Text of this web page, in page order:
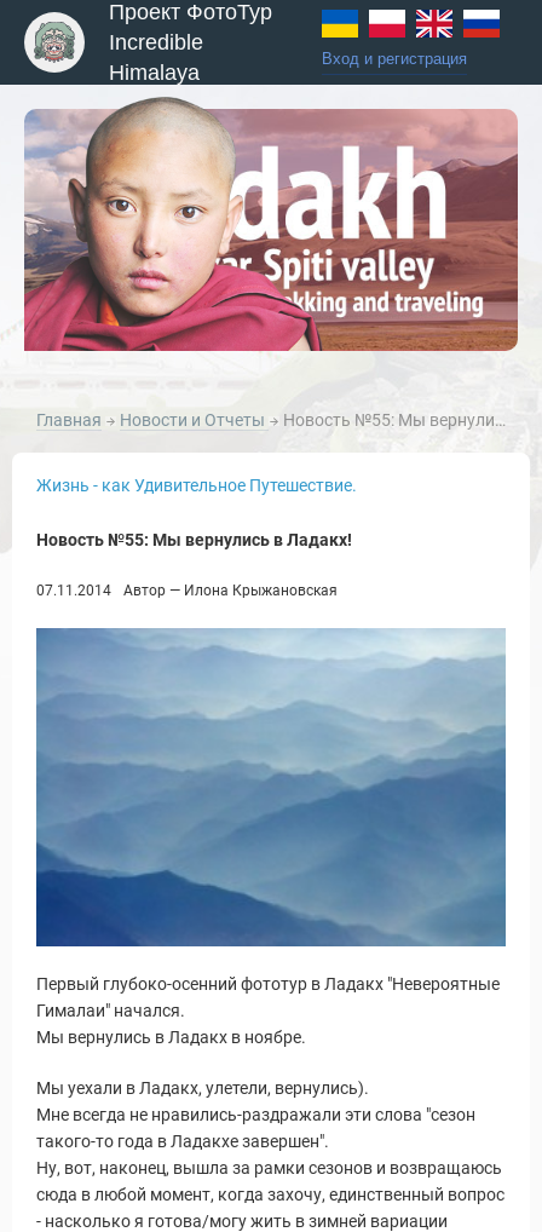
Проект ФотоТур
Incredible
Himalaya
Вход и регистрация
Главная Новости и Отчеты Новость №55: Мы вернулись в Ладакх!
Жизнь - как Удивительное Путешествие.
Новость №55: Мы вернулись в Ладакх!
07.11.2014 Автор — Илона Крыжановская
Первый глубоко-осенний фототур в Ладакх "Невероятные
Гималаи" начался.
Мы вернулись в Ладакх в ноябре.
Мы уехали в Ладакх, улетели, вернулись).
Мне всегда не нравились-раздражали эти слова "сезон
такого-то года в Ладакхе завершен".
Ну, вот, наконец, вышла за рамки сезонов и возвращаюсь
сюда в любой момент, когда захочу, единственный вопрос
- насколько я готова/могу жить в зимней вариации